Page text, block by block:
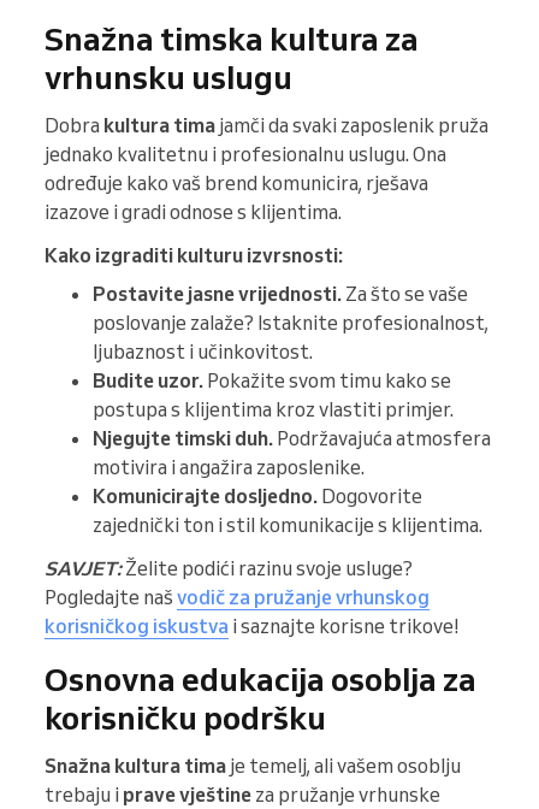
Snažna timska kultura za
vrhunsku uslugu
Dobra kultura tima jamči da svaki zaposlenik pruža
jednako kvalitetnu i profesionalnu uslugu. Ona
određuje kako vaš brend komunicira, rješava
izazove i gradi odnose s klijentima.
Kako izgraditi kulturu izvrsnosti:
Postavite jasne vrijednosti. Za što se vaše
poslovanje zalaže? Istaknite profesionalnost,
ljubaznost i učinkovitost.
Budite uzor. Pokažite svom timu kako se
postupa s klijentima kroz vlastiti primjer.
Njegujte timski duh. Podržavajuća atmosfera
motivira i angažira zaposlenike.
Komunicirajte dosljedno. Dogovorite
zajednički ton i stil komunikacije s klijentima.
SAVJET:Želite podići razinu svoje usluge?
Pogledajte naš vodič za pružanje vrhunskog
korisničkog iskustva i saznajte korisne trikove!
Osnovna edukacija osoblja za
korisničku podršku
Snažna kultura tima je temelj, ali vašem osoblju
trebaju i prave vještine za pružanje vrhunske